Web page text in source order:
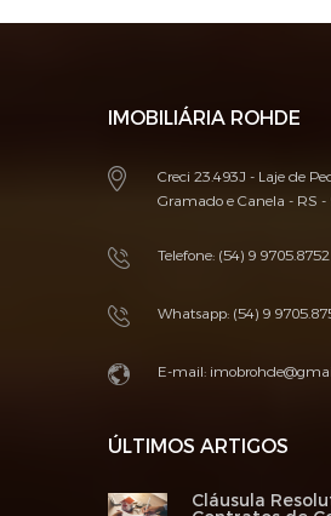
IMOBILIÁRIA ROHDE
Creci 23.493J - Laje de
Gramado e Canela - RS -
Telefone: (54) 9 9705.8752
Whatsapp: (54) 9
E-mail:
ÚLTIMOS ARTIGOS
Cláusula